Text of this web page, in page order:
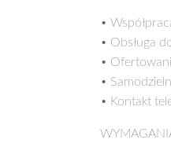
•
• Obsługa
•
•
• Kontakt